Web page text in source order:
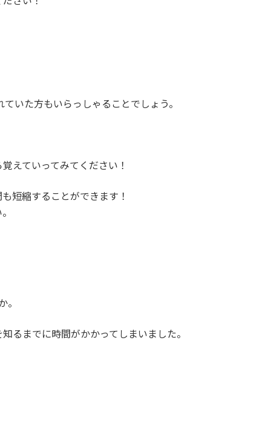
いた方もいらっしゃることでしょう。
えていってみてください！
短縮することができます！
。
るまでに時間がかかってしまいました。